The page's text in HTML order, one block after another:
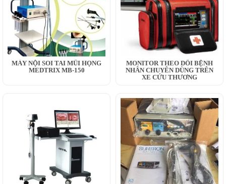
MÁY NỘI SOI TAI MŨI HỌNG
MEDTRIX MB-150
MONITOR THEO DÕI BỆNH
NHÂN CHUYÊN DÙNG TRÊN
XE CỨU THƯƠNG